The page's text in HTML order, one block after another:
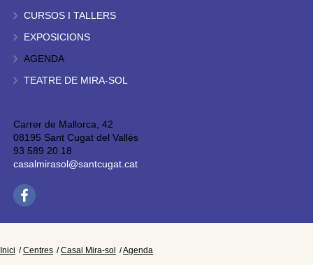
CURSOS I TALLERS
EXPOSICIONS
AGENDA
TEATRE DE MIRA-SOL
Carrer de Mallorca, 42
08195 Sant Cugat del Vallès
93 589 20 18
casalmirasol@santcugat.cat
Inici Centres Casal Mira-sol Agenda